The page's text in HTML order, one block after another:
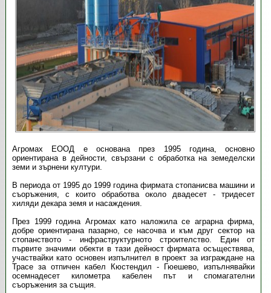
Агромах ЕООД е основана през 1995 година, основно
ориентирана в дейности, свързани с обработка на земеделски
земи и зърнени култури.
В периода от 1995 до 1999 година фирмата стопанисва машини и
съоръжения, с които обработва около двадесет - тридесет
хиляди декара земя и насаждения.
През 1999 година Агромах като наложила се аграрна фирма,
добре ориентирана пазарно, се насочва и към друг сектор на
стопанството - инфраструктурното строителство. Един от
първите значими обекти в тази дейност фирмата осъществява,
участвайки като основен изпълнител в проект за изграждане на
Трасе за отпичен кабел Кюстендил - Гюешево, изпълнявайки
осемнадесет километра кабелен път и спомагателни
съоръжения за същия.